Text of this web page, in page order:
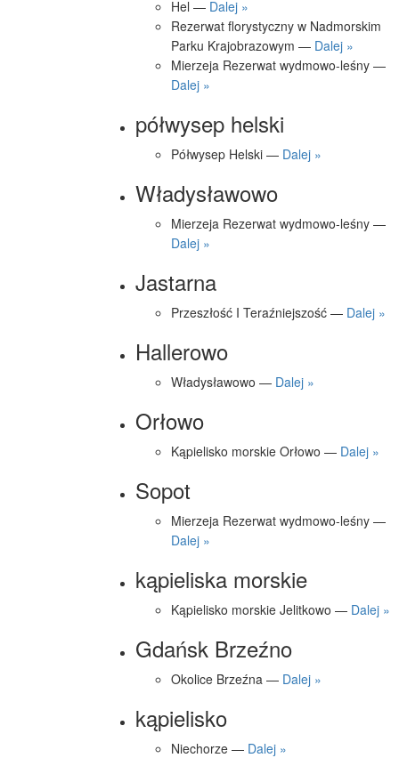
Hel — Dalej »
Rezerwat florystyczny w Nadmorskim
Parku Krajobrazowym — Dalej »
Mierzeja Rezerwat wydmowo-leśny —
Dalej »
półwysep helski
Półwysep Helski — Dalej »
Władysławowo
Mierzeja Rezerwat wydmowo-leśny —
Dalej »
Jastarna
Przeszłość I Teraźniejszość — Dalej »
Hallerowo
Władysławowo — Dalej »
Orłowo
Kąpielisko morskie Orłowo — Dalej »
Sopot
Mierzeja Rezerwat wydmowo-leśny —
Dalej »
kąpieliska morskie
Kąpielisko morskie Jelitkowo — Dalej »
Gdańsk Brzeźno
Okolice Brzeźna — Dalej »
kąpielisko
Niechorze — Dalej »